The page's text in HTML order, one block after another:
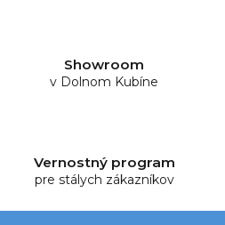
k
Showroom
v Dolnom Kubíne
Vernostný program
pre stálych zákazníkov